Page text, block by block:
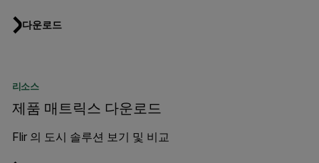
다운로드
리소스
제품 매트릭스 다운로드
Flir 의 도시 솔루션 보기 및 비교